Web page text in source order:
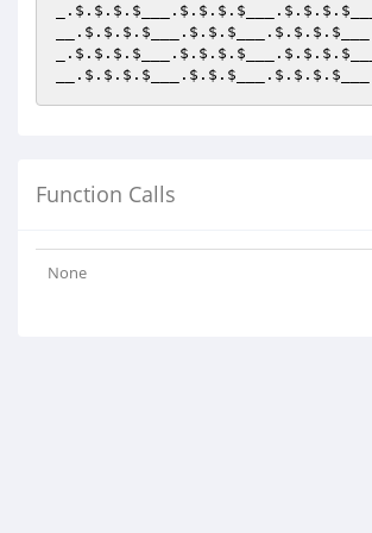
.$.$.$. $___ .$.$.$. $___ .$.$.$. $___
.$.$.$. $___ .$.$. $___ .$.$.$. $___
.$.$.$. $___ .$.$.$. $___ .$.$.$. $___
.$.$.$. $___ .$.$. $___ .$.$.$. $___
Function Calls
None